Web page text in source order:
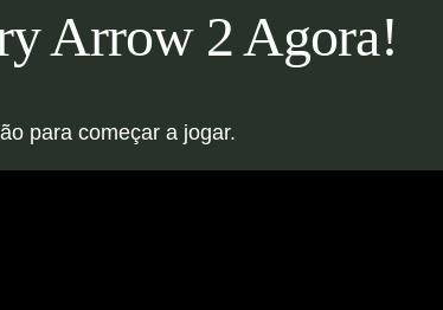
Arrow 2 Agora!
para começar a jogar.